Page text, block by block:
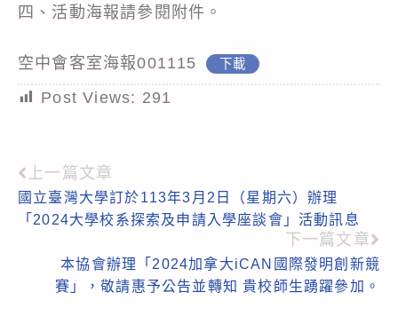
四、活動海報請參閱附件。
空中會客室海報001115 下載
Post Views: 291
Read
more
上一篇文章
國立臺灣大學訂於113年3月2日（星期六）辦理
「2024大學校系探索及申請入學座談會」活動訊息
下一篇文章
本協會辦理「2024加拿大iCAN國際發明創新競
賽」，敬請惠予公告並轉知 貴校師生踴躍參加。